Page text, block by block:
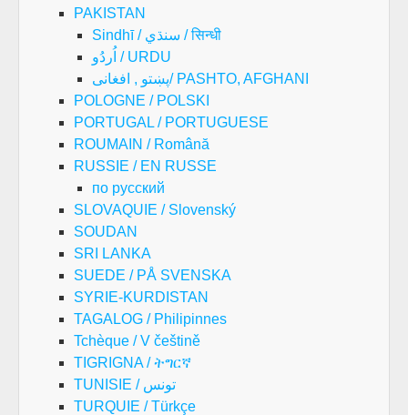
PAKISTAN
Sindhī / سنڌي / सिन्धी
اُردُو / URDU
پښتو , افغانی/ PASHTO, AFGHANI
POLOGNE / POLSKI
PORTUGAL / PORTUGUESE
ROUMAIN / Română
RUSSIE / EN RUSSE
по русский
SLOVAQUIE / Slovenský
SOUDAN
SRI LANKA
SUEDE / PÅ SVENSKA
SYRIE-KURDISTAN
TAGALOG / Philipinnes
Tchèque / V češtině
TIGRIGNA / ትግርኛ
TUNISIE / تونس
TURQUIE / Türkçe